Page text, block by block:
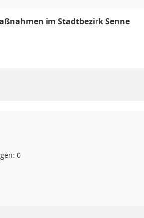
im Stadtbezirk Senne
0